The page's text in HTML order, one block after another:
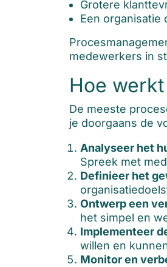
Grotere
Een organisatie
medewerkers in
Hoe
De meeste
je doorgaans de
Analyseer het
Spreek met
Definieer het
Ontwerp een
het simpel en
Implementeer
willen en
Monitor en